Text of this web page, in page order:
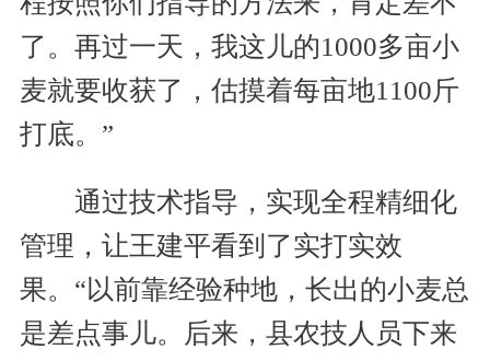
了。再过一天，我这儿的1000多亩小
麦就要收获了，估摸着每亩地1100斤
打底。”
通过技术指导，实现全程精细化
管理，让王建平看到了实打实效
果。“以前靠经验种地，长出的小麦总
是差点事儿。后来，县农技人员下来